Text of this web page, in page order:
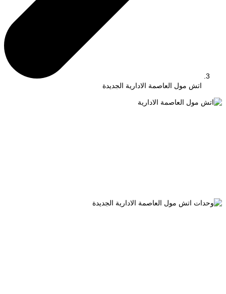
اتش مول العاصمة الادارية الجديدة